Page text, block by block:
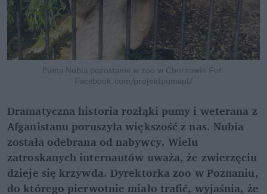
Puma Nubia pozostanie w zoo w Chorzowie Fot.
Facebook.com/projektpumapl/
Dramatyczna historia rozłąki pumy i weterana z
Afganistanu poruszyła większość z nas. Nubia
została odebrana od nabywcy. Wielu
zatroskanych internautów uważa, że zwierzęciu
dzieje się krzywda. Dyrektorka zoo w Poznaniu,
do którego pierwotnie miało trafić, wyjaśnia, że